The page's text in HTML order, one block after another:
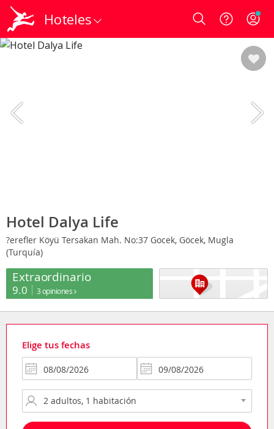
Hoteles Login
Hotel Dalya Life
?erefler Köyü Tersakan Mah. No:37 Gocek, Göcek, Mugla
(Turquía)
Extraordinario
9.0 3 opiniones
Elige tus fechas